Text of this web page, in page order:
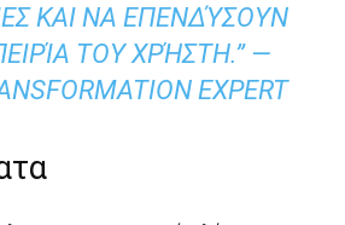
ΚΑΙ ΝΑ ΕΠΕΝΔΎΣΟΥΝ
ΤΟΥ ΧΡΉΣΤΗ.” —
EXPERT